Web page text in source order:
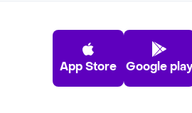
App Store Google play